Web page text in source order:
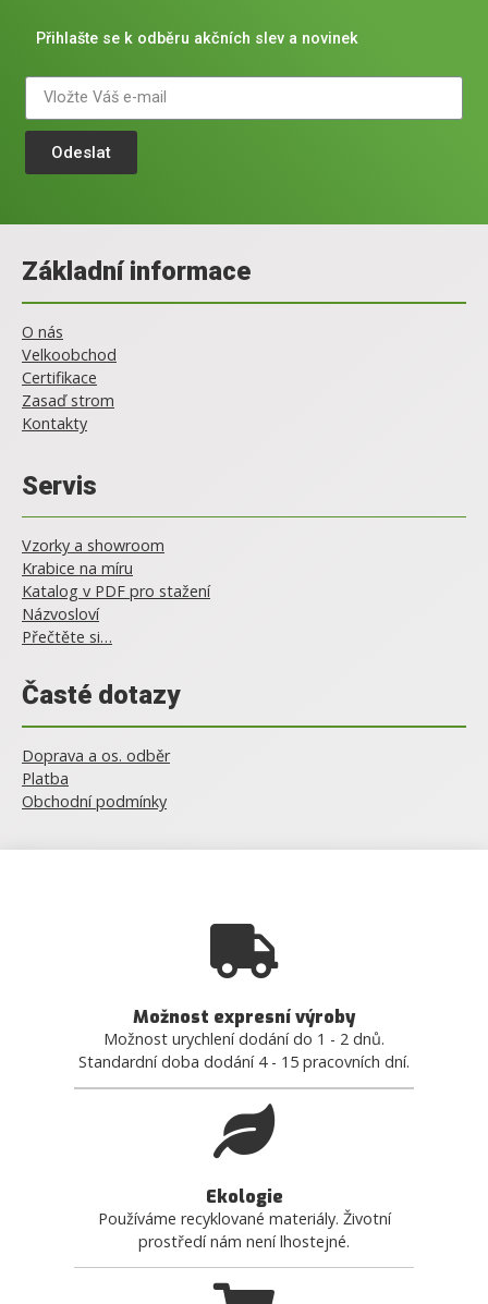
Přihlašte se k odběru akčních slev a novinek
Odeslat
Základní informace
O nás
Velkoobchod
Certifikace
Zasaď strom
Kontakty
Servis
Vzorky a showroom
Krabice na míru
Katalog v PDF pro stažení
Názvosloví
Přečtěte si…
Časté dotazy
Doprava a os. odběr
Platba
Obchodní podmínky
Možnost expresní výroby
Možnost urychlení dodání do 1 - 2 dnů.
Standardní doba dodání 4 - 15 pracovních dní.
Ekologie
Používáme recyklované materiály. Životní
prostředí nám není lhostejné.